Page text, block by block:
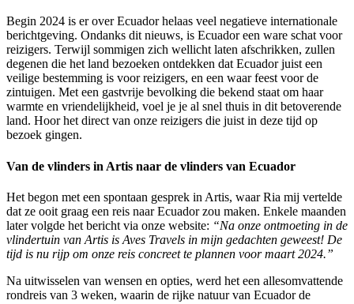
Begin 2024 is er over Ecuador helaas veel negatieve internationale
berichtgeving. Ondanks dit nieuws, is Ecuador een ware schat voor
reizigers. Terwijl sommigen zich wellicht laten afschrikken, zullen
degenen die het land bezoeken ontdekken dat Ecuador juist een
veilige bestemming is voor reizigers, en een waar feest voor de
zintuigen. Met een gastvrije bevolking die bekend staat om haar
warmte en vriendelijkheid, voel je je al snel thuis in dit betoverende
land. Hoor het direct van onze reizigers die juist in deze tijd op
bezoek gingen.
Van de vlinders in Artis naar de vlinders van Ecuador
Het begon met een spontaan gesprek in Artis, waar Ria mij vertelde
dat ze ooit graag een reis naar Ecuador zou maken. Enkele maanden
later volgde het bericht via onze website: “Na onze ontmoeting in de
vlindertuin van Artis is Aves Travels in mijn gedachten geweest! De
tijd is nu rijp om onze reis concreet te plannen voor maart 2024.”
Na uitwisselen van wensen en opties, werd het een allesomvattende
rondreis van 3 weken, waarin de rijke natuur van Ecuador de